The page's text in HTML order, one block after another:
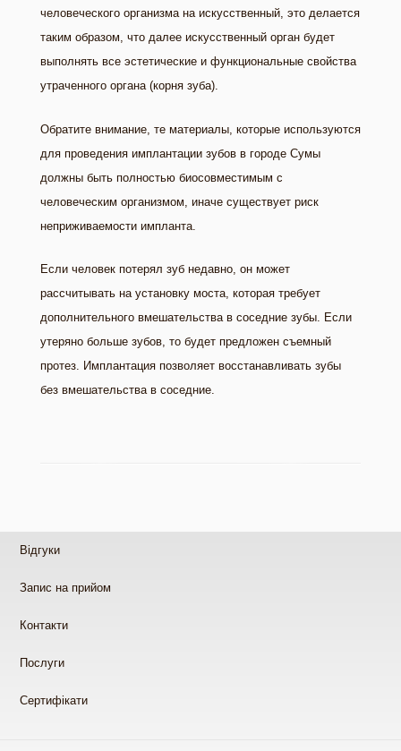
человеческого организма на искусственный, это делается
таким образом, что далее искусственный орган будет
выполнять все эстетические и функциональные свойства
утраченного органа (корня зуба).
Обратите внимание, те материалы, которые используются
для проведения имплантации зубов в городе Сумы
должны быть полностью биосовместимым с
человеческим организмом, иначе существует риск
неприживаемости импланта.
Если человек потерял зуб недавно, он может
рассчитывать на установку моста, которая требует
дополнительного вмешательства в соседние зубы. Если
утеряно больше зубов, то будет предложен съемный
протез. Имплантация позволяет восстанавливать зубы
без вмешательства в соседние.
Відгуки
Запис на прийом
Контакти
Послуги
Сертифікати